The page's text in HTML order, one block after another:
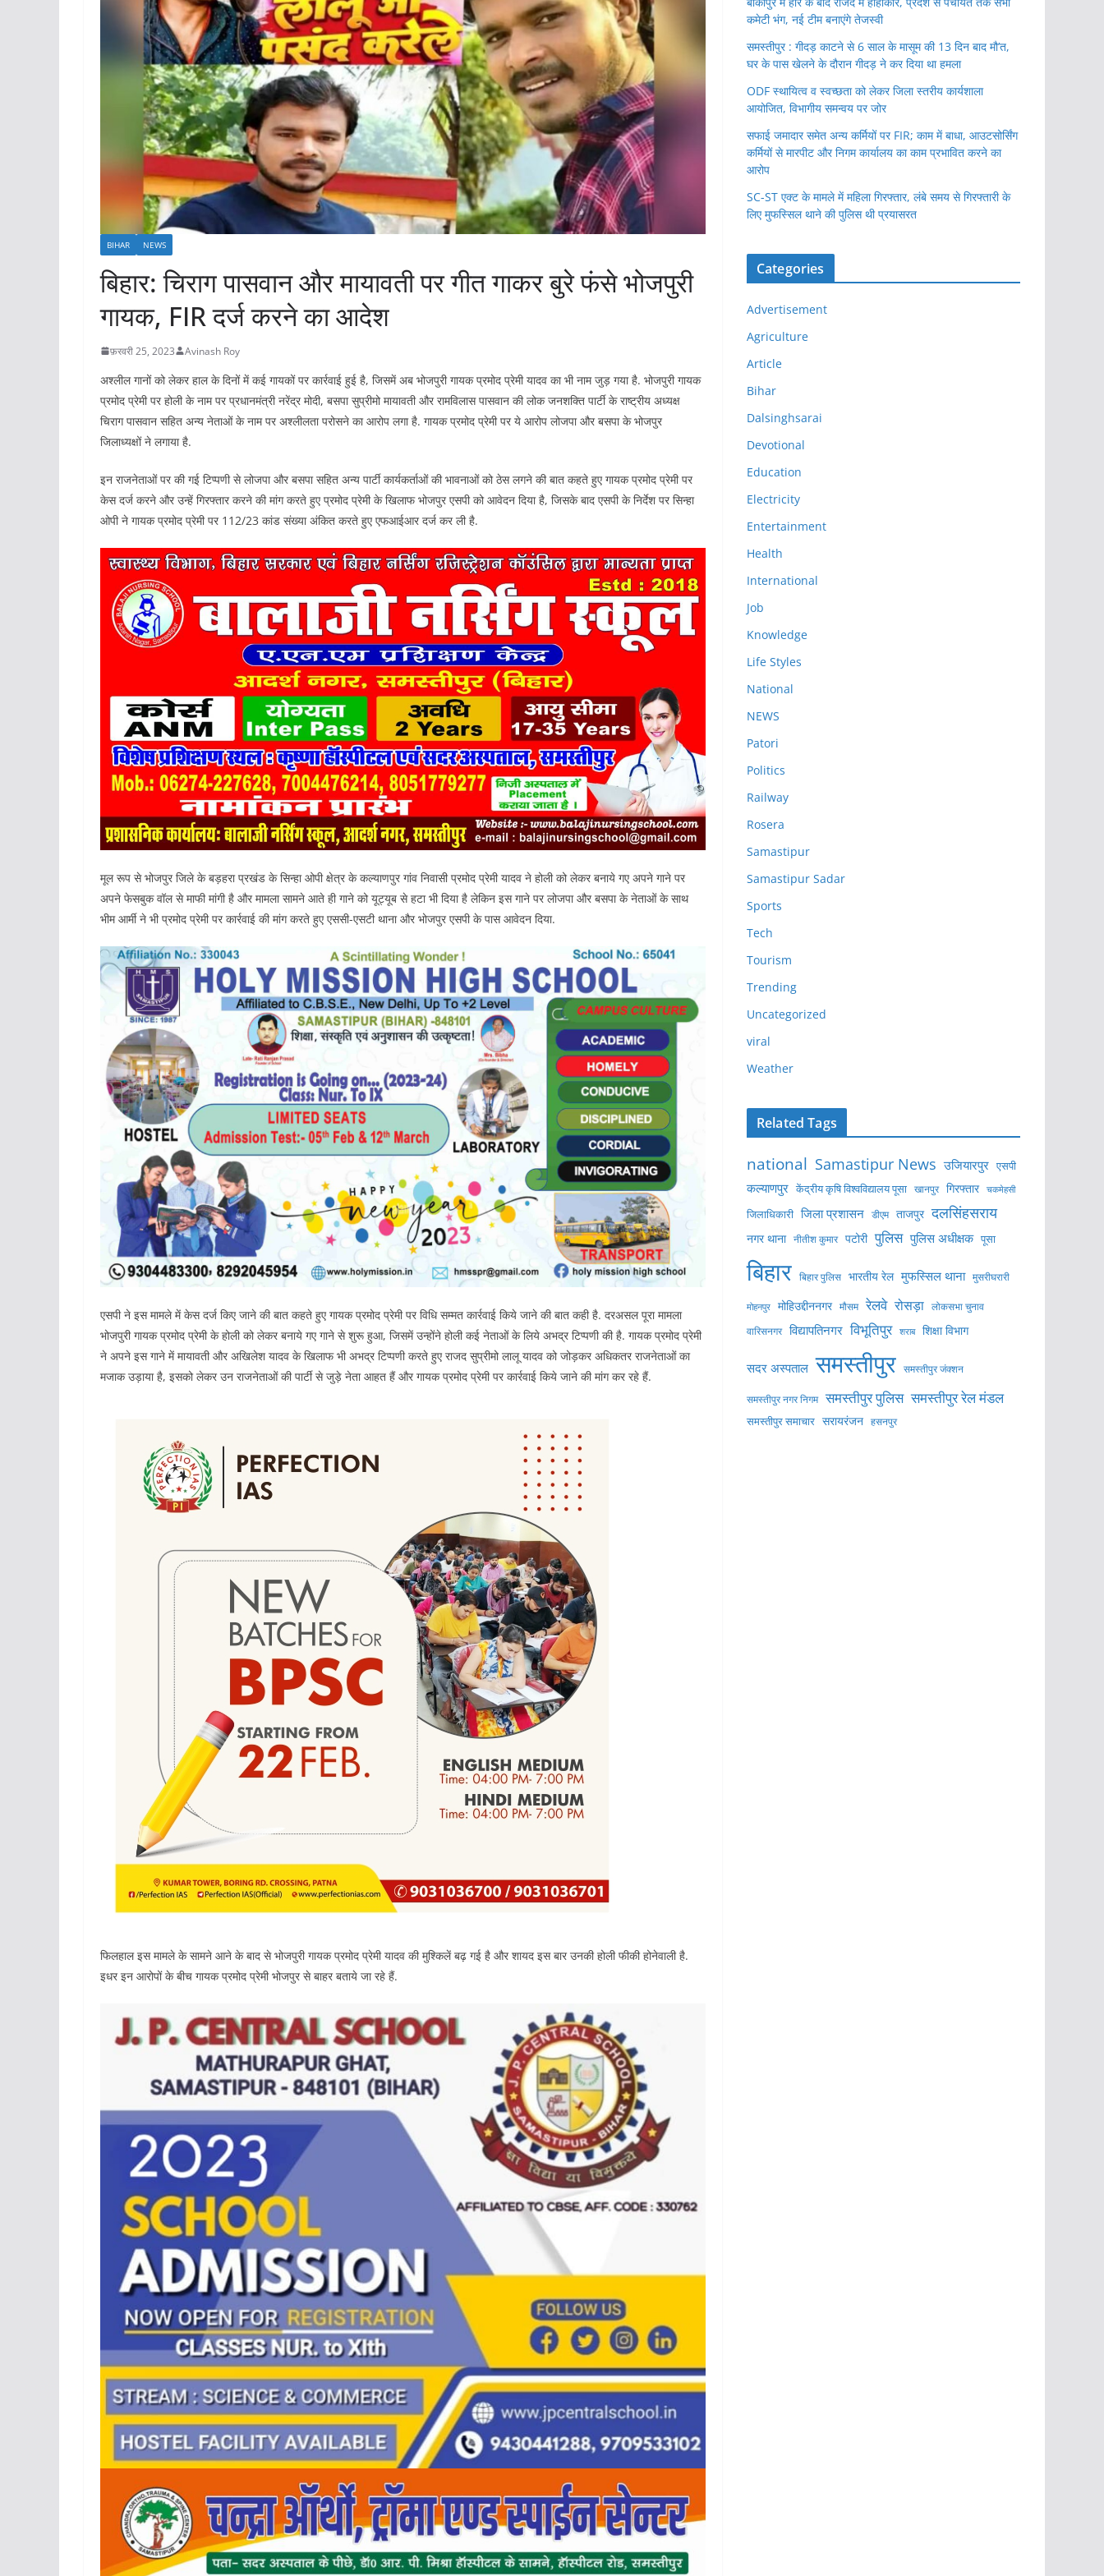
BIHAR NEWS
बिहार: चिराग पासवान और मायावती पर गीत गाकर बुरे फंसे भोजपुरी
गायक, FIR दर्ज करने का आदेश
फ़रवरी 25, 2023 Avinash Roy
अश्लील गानों को लेकर हाल के दिनों में कई गायकों पर कार्रवाई हुई है, जिसमें अब भोजपुरी गायक प्रमोद प्रेमी यादव का भी नाम जुड़ गया है. भोजपुरी गायक
प्रमोद प्रेमी पर होली के नाम पर प्रधानमंत्री नरेंद्र मोदी, बसपा सुप्रीमो मायावती और रामविलास पासवान की लोक जनशक्ति पार्टी के राष्ट्रीय अध्यक्ष
चिराग पासवान सहित अन्य नेताओं के नाम पर अश्लीलता परोसने का आरोप लगा है. गायक प्रमोद प्रेमी पर ये आरोप लोजपा और बसपा के भोजपुर
जिलाध्यक्षों ने लगाया है.
इन राजनेताओं पर की गई टिप्पणी से लोजपा और बसपा सहित अन्य पार्टी कार्यकर्ताओं की भावनाओं को ठेस लगने की बात कहते हुए गायक प्रमोद प्रेमी पर
केस दर्ज करने और उन्हें गिरफ्तार करने की मांग करते हुए प्रमोद प्रेमी के खिलाफ भोजपुर एसपी को आवेदन दिया है, जिसके बाद एसपी के निर्देश पर सिन्हा
ओपी ने गायक प्रमोद प्रेमी पर 112/23 कांड संख्या अंकित करते हुए एफआईआर दर्ज कर ली है.
मूल रूप से भोजपुर जिले के बड़हरा प्रखंड के सिन्हा ओपी क्षेत्र के कल्याणपुर गांव निवासी प्रमोद प्रेमी यादव ने होली को लेकर बनाये गए अपने गाने पर
अपने फेसबुक वॉल से माफी मांगी है और मामला सामने आते ही गाने को यूट्यूब से हटा भी दिया है लेकिन इस गाने पर लोजपा और बसपा के नेताओं के साथ
भीम आर्मी ने भी प्रमोद प्रेमी पर कार्रवाई की मांग करते हुए एससी-एसटी थाना और भोजपुर एसपी के पास आवेदन दिया.
एसपी ने इस मामले में केस दर्ज किए जाने की बात कहते हुए गायक प्रमोद प्रेमी पर विधि सम्मत कार्रवाई किये जाने की बात कही है. दरअसल पूरा मामला
भोजपुरी गायक प्रमोद प्रेमी के होली को लेकर बनाये गए गाने से शुरू हुआ, जिसमें उन्होंने होली कई नेताओं के लिये अभद्र टिप्पणी की है. गायक प्रमोद प्रेमी
ने अपने इस गाने में मायावती और अखिलेश यादव के खिलाफ भी अभद्र टिप्पणी करते हुए राजद सुप्रीमो लालू यादव को जोड़कर अधिकतर राजनेताओं का
मजाक उड़ाया है, इसको लेकर उन राजनेताओं की पार्टी से जुड़े नेता आहत हैं और गायक प्रमोद प्रेमी पर कार्रवाई किये जाने की मांग कर रहे हैं.
फिलहाल इस मामले के सामने आने के बाद से भोजपुरी गायक प्रमोद प्रेमी यादव की मुश्किलें बढ़ गई है और शायद इस बार उनकी होली फीकी होनेवाली है.
इधर इन आरोपों के बीच गायक प्रमोद प्रेमी भोजपुर से बाहर बताये जा रहे हैं.
कमेटी भंग, नई टीम बनाएंगे तेजस्वी
समस्तीपुर : गीदड़ काटने से 6 साल के मासूम की 13 दिन बाद मौ’त,
घर के पास खेलने के दौरान गीदड़ ने कर दिया था हमला
ODF स्थायित्व व स्वच्छता को लेकर जिला स्तरीय कार्यशाला
आयोजित, विभागीय समन्वय पर जोर
सफाई जमादार समेत अन्य कर्मियों पर FIR; काम में बाधा, आउटसोर्सिंग
कर्मियों से मारपीट और निगम कार्यालय का काम प्रभावित करने का
आरोप
SC-ST एक्ट के मामले में महिला गिरफ्तार, लंबे समय से गिरफ्तारी के
लिए मुफस्सिल थाने की पुलिस थी प्रयासरत
Categories
Advertisement
Agriculture
Article
Bihar
Dalsinghsarai
Devotional
Education
Electricity
Entertainment
Health
International
Job
Knowledge
Life Styles
National
NEWS
Patori
Politics
Railway
Rosera
Samastipur
Samastipur Sadar
Sports
Tech
Tourism
Trending
Uncategorized
viral
Weather
Related Tags
national Samastipur News उजियारपुर एसपी
कल्याणपुर केंद्रीय कृषि विश्वविद्यालय पूसा खानपुर गिरफ्तार चकमेहसी
जिलाधिकारी जिला प्रशासन डीएम ताजपुर दलसिंहसराय
नगर थाना नीतीश कुमार पटोरी पुलिस पुलिस अधीक्षक पूसा
बिहार बिहार पुलिस भारतीय रेल मुफस्सिल थाना मुसरीघरारी
मोहनपुर मोहिउद्दीननगर मौसम रेलवे रोसड़ा लोकसभा चुनाव
वारिसनगर विद्यापतिनगर विभूतिपुर शराब शिक्षा विभाग
सदर अस्पताल समस्तीपुर समस्तीपुर जंक्शन
समस्तीपुर नगर निगम समस्तीपुर पुलिस समस्तीपुर रेल मंडल
समस्तीपुर समाचार सरायरंजन हसनपुर